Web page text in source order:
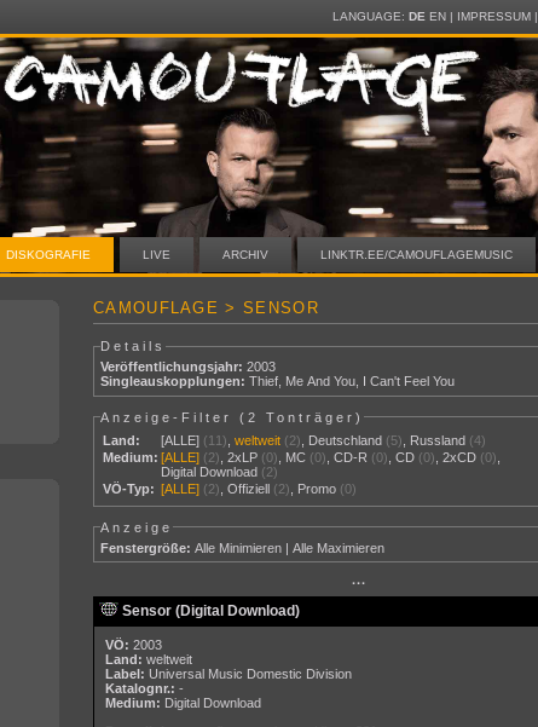
LANGUAGE: DE EN| IMPRESSUM|
DISKOGRAFIE LIVE ARCHIV LINKTR.EE/CAMOUFLAGEMUSIC
CAMOUFLAGE > SENSOR
Details
Veröffentlichungsjahr: 2003
Singleauskopplungen: Thief, Me And You, I Can't Feel You
Anzeige-Filter (2 Tonträger)
Land:
[ALLE] (11) ,weltweit (2) Deutschland (5) Russland (4)
Medium: [ALLE] (2) ,2xLP (0) MC (0) ,CD-R (0) ,CD (0) ,2xCD (0)
Digital Download (2)
VÖ-Typ: [ALLE] (2) ,Offiziell (2) Promo (0)
Anzeige
Fenstergröße: Alle Minimieren |Alle Maximieren
···
Sensor (Digital Download)
VÖ: 2003
Land: weltweit
Label: Universal Music Domestic Division
Katalognr.: -
Medium: Digital Download